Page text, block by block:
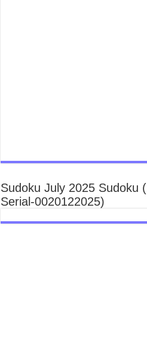
Sudoku July 2025 Sudoku (
Serial-0020122025)